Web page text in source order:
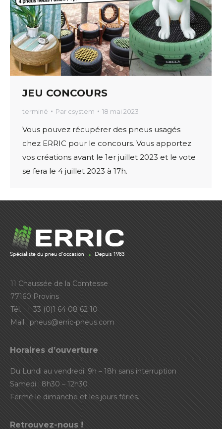
JEU CONCOURS
terminé Par csystem 18 mai 2023
Vous pouvez récupérer des pneus usagés
chez ERRIC pour le concours. Vous apportez
vos créations avant le 1er juillet 2023 et le vote
se fera le 4 juillet 2023 à 17h.
11 Chaussée de la Comtesse
77160 Provins
Tél. : + 33 (0)1 64 08 62 10
Mail : pneus@erric-pneus.com
Horaires d’ouverture
Du Lundi au vendredi: 9h – 18h sans interruption
Samedi : 8h30 – 12h30
Fermé le dimanche et les jours fériés.
Retrouvez-nous !